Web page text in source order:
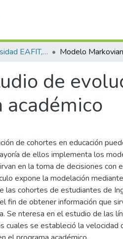
Revista Universidad EAFIT, Vol. 36, Núm. 120 (2000)
de
de cohortes en educación
de ellos implementa los
en la toma de decisiones con
expone la modelación
las cohortes de estudiantes de
fin de obtener información que
Se nteresa en el estudio de las
cuales se estableció la velocidad